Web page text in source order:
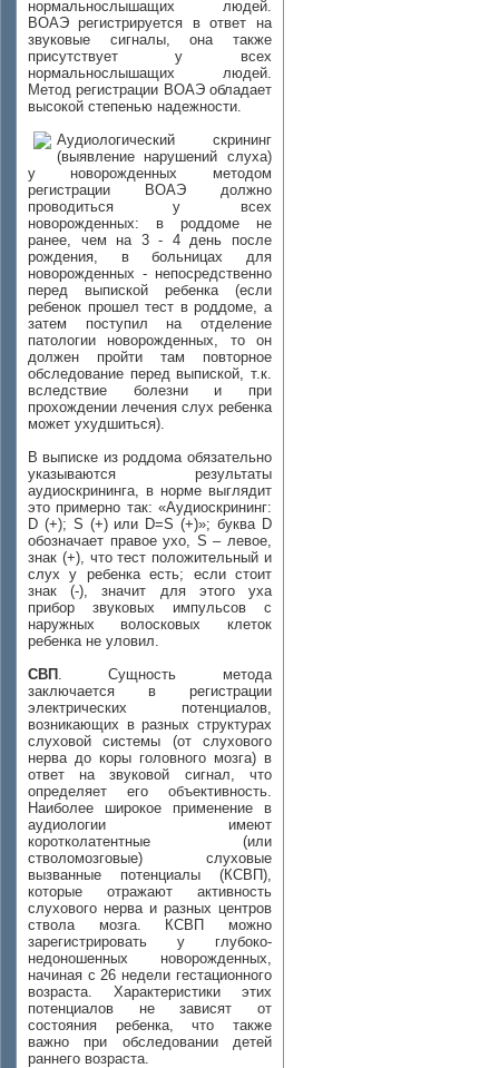
нормальнослышащих людей.
ВОАЭ регистрируется в ответ на
звуковые сигналы, она также
присутствует у всех
нормальнослышащих людей.
Метод регистрации ВОАЭ обладает
высокой степенью надежности.
Аудиологический скрининг
(выявление нарушений слуха)
у новорожденных методом
регистрации ВОАЭ должно
проводиться у всех
новорожденных: в роддоме не
ранее, чем на 3 - 4 день после
рождения, в больницах для
новорожденных - непосредственно
перед выпиской ребенка (если
ребенок прошел тест в роддоме, а
затем поступил на отделение
патологии новорожденных, то он
должен пройти там повторное
обследование перед выпиской, т.к.
вследствие болезни и при
прохождении лечения слух ребенка
может ухудшиться).
В выписке из роддома обязательно
указываются результаты
аудиоскрининга, в норме выглядит
это примерно так: «Аудиоскрининг:
D (+); S (+) или D=S (+)»; буква D
обозначает правое ухо, S – левое,
знак (+), что тест положительный и
слух у ребенка есть; если стоит
знак (-), значит для этого уха
прибор звуковых импульсов с
наружных волосковых клеток
ребенка не уловил.
СВП . Сущность метода
заключается в регистрации
электрических потенциалов,
возникающих в разных структурах
слуховой системы (от слухового
нерва до коры головного мозга) в
ответ на звуковой сигнал, что
определяет его объективность.
Наиболее широкое применение в
аудиологии имеют
коротколатентные (или
стволомозговые) слуховые
вызванные потенциалы (КСВП),
которые отражают активность
слухового нерва и разных центров
ствола мозга. КСВП можно
зарегистрировать у глубоко-
недоношенных новорожденных,
начиная с 26 недели гестационного
возраста. Характеристики этих
потенциалов не зависят от
состояния ребенка, что также
важно при обследовании детей
раннего возраста.